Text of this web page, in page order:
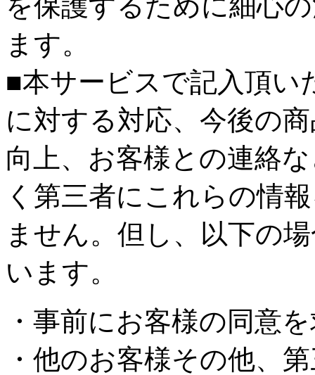
ます。
■本サービスで記入頂い
に対する対応、今後の
向上、お客様との連絡
く第三者にこれらの情
ません。但し、以下の
います。
・事前にお客様の同意
・他のお客様その他、